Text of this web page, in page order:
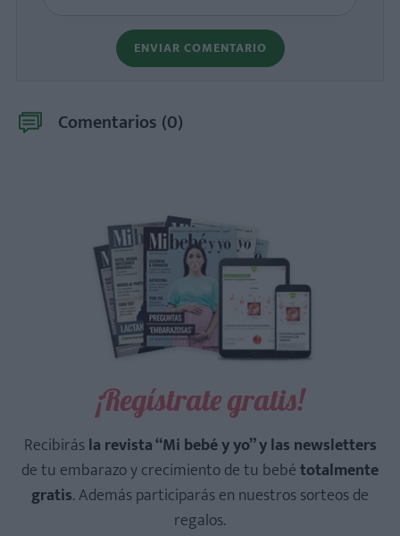
ENVIAR COMENTARIO
Comentarios (0)
¡Regístrate gratis!
Recibirásla revista “Mi bebé y yo” y las newsletters
de tu embarazo y crecimiento de tu bebétotalmente
gratis. Además participarás en nuestros sorteos de
regalos.